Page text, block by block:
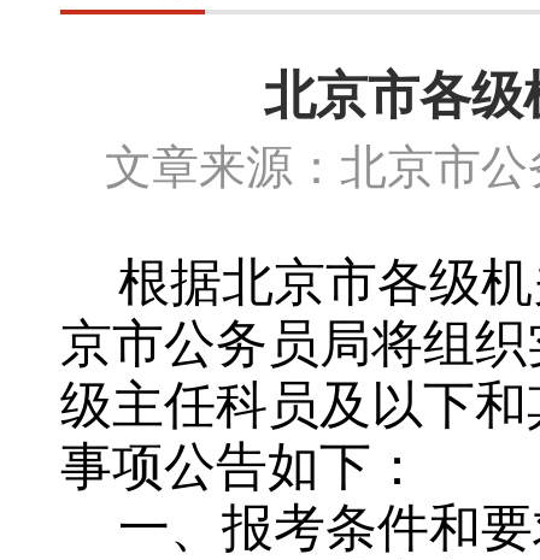
北京市各级
文章来源：北京
根据北京市各级
京市公务员局将组
级主任科员及以下
事项公告如下：
一、报考条件和